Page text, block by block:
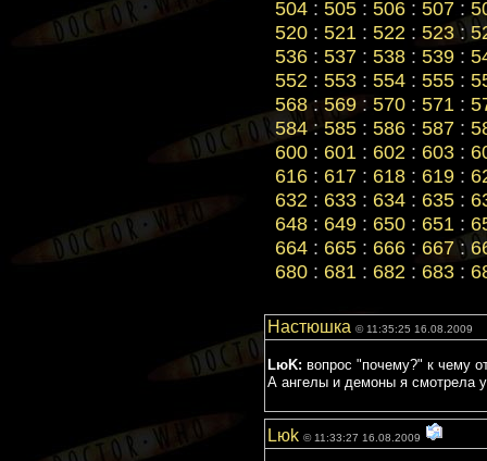
504 : 505 : 506 : 507 :
520: 521 : 522 : 523:
536: 537: 538: 539:
552 : 553: 554: 555:
568: 569: 570: 571 :
584: 585: 586: 587:
600 : 601 : 602 : 603 :
616: 617: 618: 619:
632 : 633: 634: 635:
648: 649: 650: 651 :
664: 665: 666: 667:
680: 681 : 682 : 683:
Настюшка © 11:35:25 16.08.2009
LюK: вопрос "почему?" к чему
А ангелы и демоны я смотрела
Lюk © 11:33:27 16.08.2009